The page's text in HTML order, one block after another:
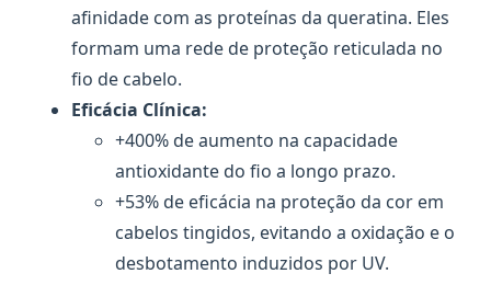
afinidade com as proteínas da queratina. Eles
formam uma rede de proteção reticulada no
fio de cabelo.
Eficácia Clínica:
+400% de aumento na capacidade
antioxidante do fio a longo prazo.
+53% de eficácia na proteção da cor em
cabelos tingidos, evitando a oxidação e o
desbotamento induzidos por UV.